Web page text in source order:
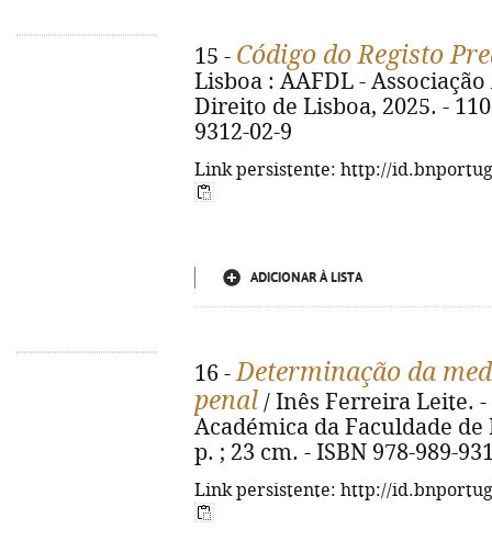
15 - Código do Registo
Lisboa : AAFDL -
Direito de Lisboa, 2025. -
9312-02-9
Link persistente: http://
ADICIONAR À LISTA
16 -Determinação da
penal / Inês Ferreira Leite. -
Académica da Faculdade
p. ; 23 cm. - ISBN 978-989-
Link persistente: http://